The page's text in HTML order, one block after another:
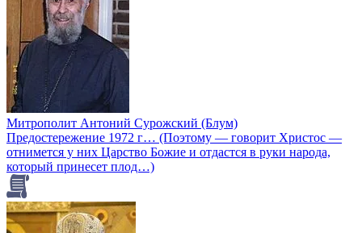
Митрополит Антоний Сурожский (Блум)
Предостережение 1972 г… (Поэтому — говорит Христос —
отнимется у них Царство Божие и отдастся в руки народа,
который принесет плод…)